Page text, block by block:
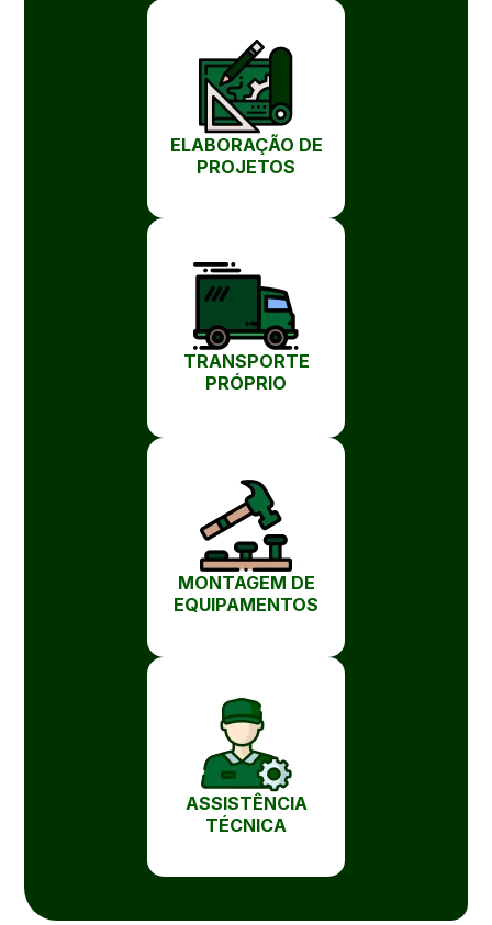
ELABORAÇÃO DE
PROJETOS
TRANSPORTE
PRÓPRIO
MONTAGEM DE
EQUIPAMENTOS
ASSISTÊNCIA
TÉCNICA